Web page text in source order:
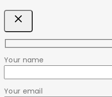
Your name
Your email